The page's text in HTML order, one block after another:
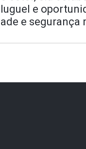
e
e segurança